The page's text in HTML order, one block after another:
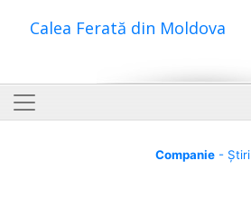
Calea Ferată din Moldova
Companie- Știri